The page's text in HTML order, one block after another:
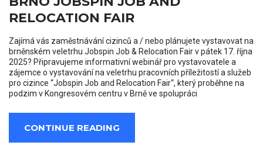
RELOCATION FAIR
Zajímá vás zaměstnávání cizinců a / nebo plánujete vystavovat na
brněnském veletrhu Jobspin Job & Relocation Fair v pátek 17. října
2025? Připravujeme informativní webinář pro vystavovatele a
zájemce o vystavování na veletrhu pracovních příležitostí a služeb
pro cizince “Jobspin Job and Relocation Fair“, který proběhne na
podzim v Kongresovém centru v Brně ve spolupráci
CONTINUE READING